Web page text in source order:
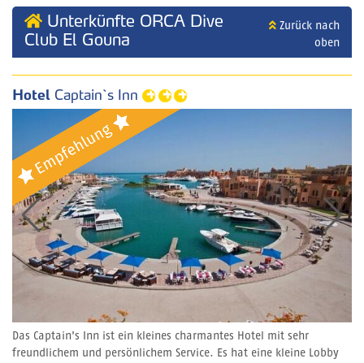
Unterkünfte ORCA Dive
Club El Gouna
Zurück nach
oben
Hotel Captain`s Inn
Das Captain's Inn ist ein kleines charmantes Hotel mit sehr
freundlichem und persönlichem Service. Es hat eine kleine Lobby